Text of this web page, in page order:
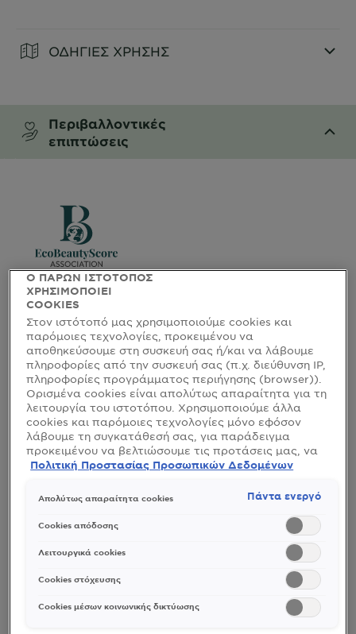
ΟΔΗΓΙΕΣ ΧΡΗΣΗΣ
Περιβαλλοντικές
επιπτώσεις
Ο ΠΑΡΩΝ ΙΣΤΟΤΟΠΟΣ
ΧΡΗΣΙΜΟΠΟΙΕΙ
COOKIES
Στον ιστότοπό μας χρησιμοποιούμε cookies και
παρόμοιες τεχνολογίες, προκειμένου να
αποθηκεύσουμε στη συσκευή σας ή/και να λάβουμε
πληροφορίες από την συσκευή σας (π.χ. διεύθυνση IP,
πληροφορίες προγράμματος περιήγησης (browser)).
Ορισμένα cookies είναι απολύτως απαραίτητα για τη
λειτουργία του ιστοτόπου. Χρησιμοποιούμε άλλα
cookies και παρόμοιες τεχνολογίες μόνο εφόσον
λάβουμε τη συγκατάθεσή σας, για παράδειγμα
προκειμένου να βελτιώσουμε τις προτάσεις μας, να
αναλύσουμε τη χρήση, να προσαρμόσουμε το
αναγνωρίσουμε τον browser/ τη συσκευή σας για τη
δημιουργία προφίλ με τα ενδιαφέροντά σας και να
σας δείχνουμε σχετικό διαφημιστικό περιεχόμενο σε
αποδεχθείτε cookies τα οποία δεν είναι απαραίτητα
(«Αποδοχή όλων»), να τα απορρίψετε («Απόρριψη
όλων») ή να ρυθμίσετε και να αποθηκεύσετε τις
επιλογές σας («Αποθήκευση επιλογών»). Μπορείτε
επίσης, ανά πάσα στιγμή, να ελέγξετε και να
ρυθμίσετε εκ νέου τις επιλογές σας (επιλέγοντας το
Πολιτική Προστασίας Προσωπικών Δεδομένων
Απολύτως απαραίτητα cookies Πάντα ενεργό
Cookies απόδοσης
Λειτουργικά cookies
Cookies στόχευσης
Cookies μέσων κοινωνικής δικτύωσης